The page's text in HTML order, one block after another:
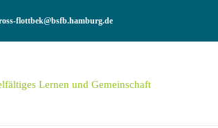
flottbek@bsfb.hamburg.de